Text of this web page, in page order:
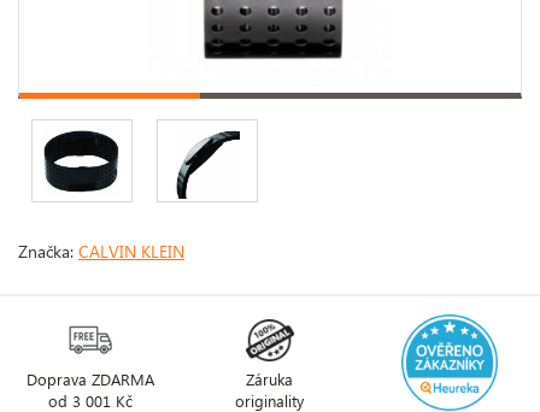
Značka: CALVIN KLEIN
Doprava ZDARMA
od 3 001 Kč
Záruka
originality